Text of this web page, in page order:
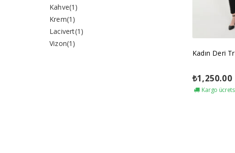
Kahve(1)
Krem(1)
Lacivert(1)
Vizon(1)
Kadın Deri
₺1,250.00
Kargo